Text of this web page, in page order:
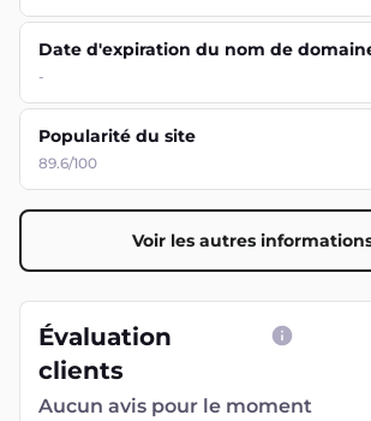
Date d'expiration du nom de
-
Popularité du site
89.6/100
Voir les autres informations
Évaluation
clients
Aucun avis pour le moment